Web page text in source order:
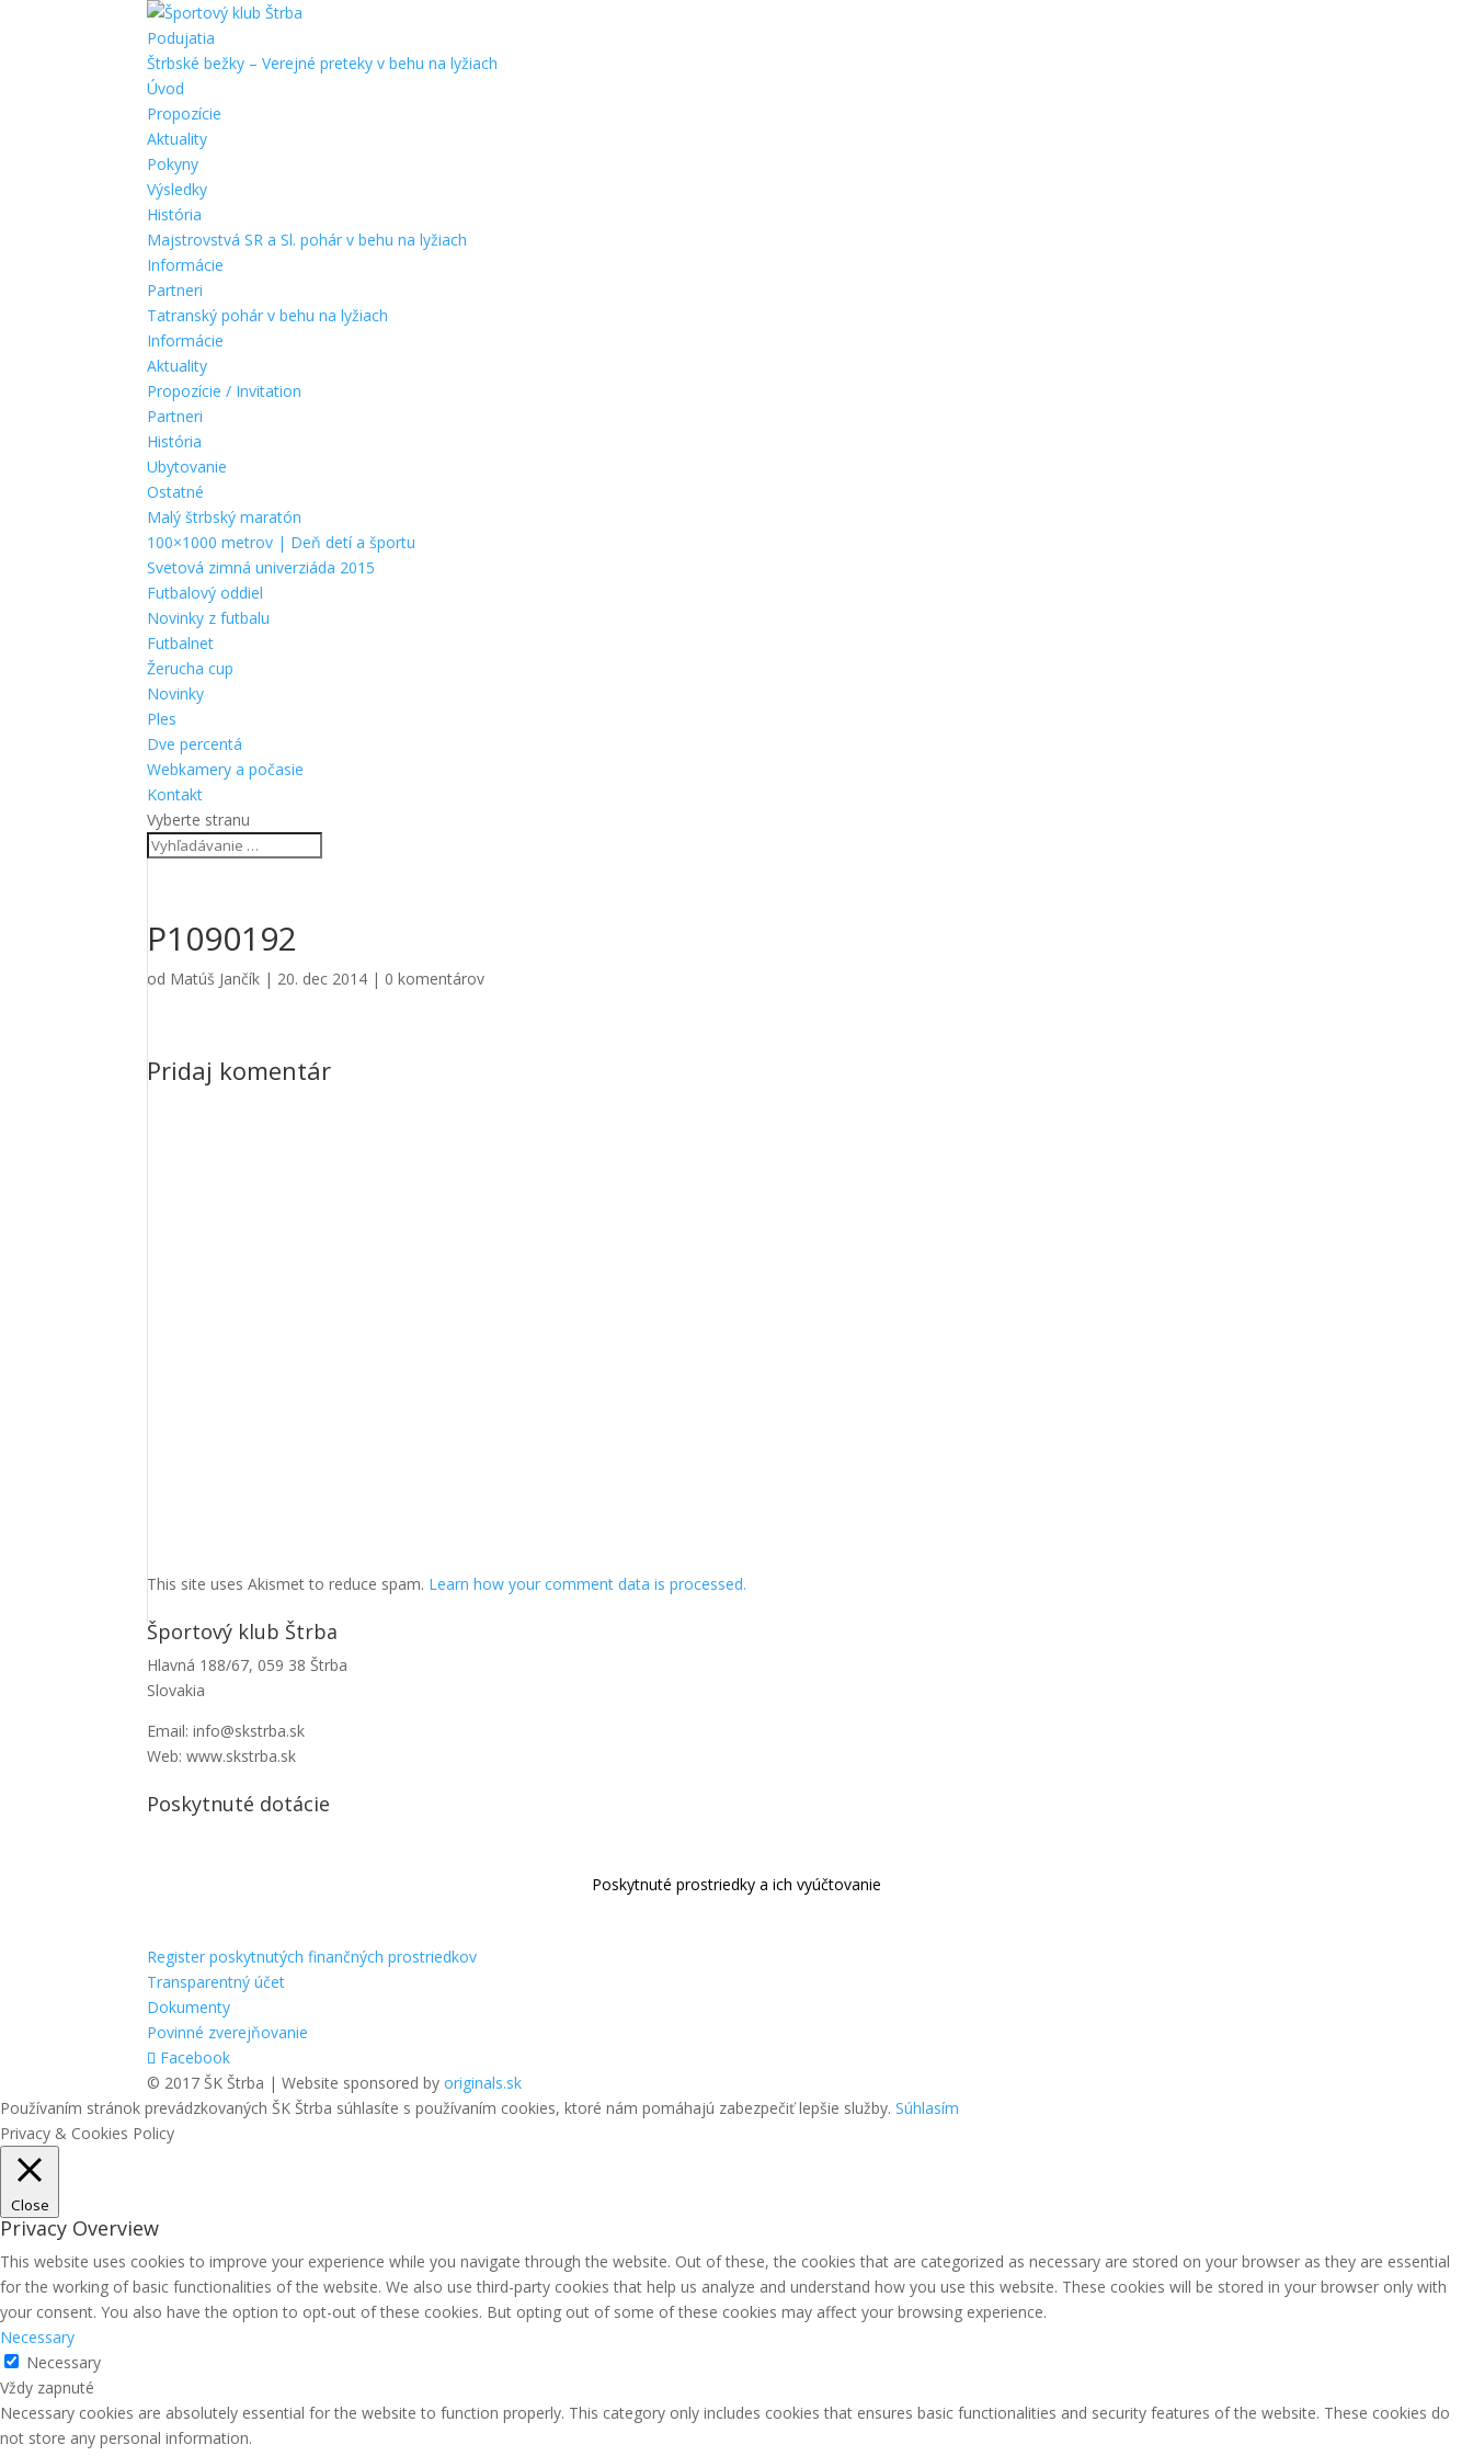
Podujatia
Štrbské bežky – Verejné preteky v behu na lyžiach
Úvod
Propozície
Aktuality
Pokyny
Výsledky
História
Majstrovstvá SR a Sl. pohár v behu na lyžiach
Informácie
Partneri
Tatranský pohár v behu na lyžiach
Informácie
Aktuality
Propozície / Invitation
Partneri
História
Ubytovanie
Ostatné
Malý štrbský maratón
100×1000 metrov | Deň detí a športu
Svetová zimná univerziáda 2015
Futbalový oddiel
Novinky z futbalu
Futbalnet
Žerucha cup
Novinky
Ples
Dve percentá
Webkamery a počasie
Kontakt
Vyberte stranu
P1090192
od Matúš Jančík | 20. dec 2014 | 0 komentárov
Pridaj komentár
This site uses Akismet to reduce spam. Learn how your comment data is processed.
Športový klub Štrba
Hlavná 188/67, 059 38 Štrba
Slovakia
Email: info@skstrba.sk
Web: www.skstrba.sk
Poskytnuté dotácie
Poskytnuté prostriedky a ich vyúčtovanie
Register poskytnutých finančných prostriedkov
Transparentný účet
Dokumenty
Povinné zverejňovanie
Facebook
© 2017 ŠK Štrba | Website sponsored byoriginals.sk
Používaním stránok prevádzkovaných ŠK Štrba súhlasíte s používaním cookies, ktoré nám pomáhajú zabezpečiť lepšie služby. Súhlasím
Privacy & Cookies Policy
Close
Privacy Overview
This website uses cookies to improve your experience while you navigate through the website. Out of these, the cookies that are categorized as necessary are stored on your browser as they are essential
for the working of basic functionalities of the website. We also use third-party cookies that help us analyze and understand how you use this website. These cookies will be stored in your browser only with
your consent. You also have the option to opt-out of these cookies. But opting out of some of these cookies may affect your browsing experience.
Necessary
Necessary
Vždy zapnuté
Necessary cookies are absolutely essential for the website to function properly. This category only includes cookies that ensures basic functionalities and security features of the website. These cookies do
not store any personal information.